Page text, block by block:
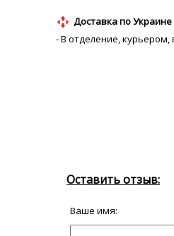
Доставка по
- В отделение, курьером,